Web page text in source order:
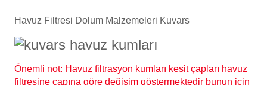
Kartuş Filtreler
Havuz Filtresi Dolum Malzemeleri Kuvars
Önemli not: Havuz filtrasyon kumları kesit çapları havuz
filtresine çapına göre değişim göstermektedir bunun için